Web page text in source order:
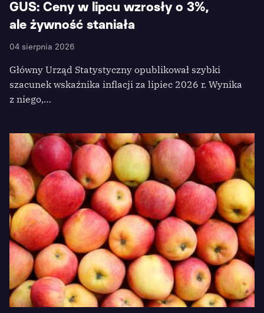
GUS: Ceny w lipcu wzrosły o 3%,
ale żywność staniała
04 sierpnia 2026
Główny Urząd Statystyczny opublikował szybki
szacunek wskaźnika inflacji za lipiec 2026 r. Wynika
z niego,…